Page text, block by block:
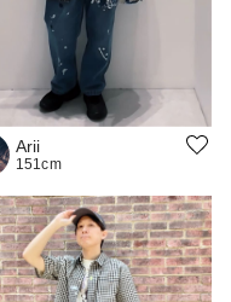
Arii
151cm